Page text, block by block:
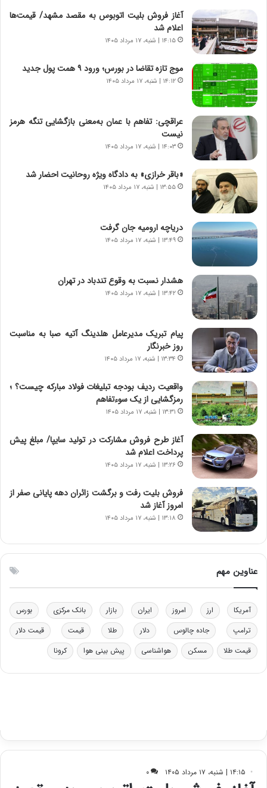
ا
ر
ی
خ
ا
ی
ر
ا
ن
،
ه
ی
چ
گ
ا
ه
ج
ز
ا
ی
ن
ج
ن
گ
،
ن
ت
و
ا
ن
س
ت
ه
د
ر
م
ق
ا
ب
ل
چ
ن
ی
ن
ر
ت
ی
ب
ا
ی
آغاز فروش بلیت اتوبوس به مقصد مشهد/ قیمت‌ها
اعلام شد
۱۴:۱۵ | شنبه، ۱۷ مرداد ۱۴۰۵
موج تازه تقاضا در بورس؛ ورود ۹ همت پول جدید
۱۴:۱۲ | شنبه، ۱۷ مرداد ۱۴۰۵
عراقچی: تفاهم با عمان به‌معنی بازگشایی تنگه هرمز
نیست
۱۴:۰۳ | شنبه، ۱۷ مرداد ۱۴۰۵
«باقر خرازی» به دادگاه ویژه روحانیت احضار شد
۱۳:۵۵ | شنبه، ۱۷ مرداد ۱۴۰۵
دریاچه ارومیه جان گرفت
۱۳:۴۹ | شنبه، ۱۷ مرداد ۱۴۰۵
هشدار نسبت به وقوع تندباد در تهران
۱۳:۴۲ | شنبه، ۱۷ مرداد ۱۴۰۵
پیام تبریک مدیرعامل هلدینگ آتیه صبا به مناسبت
روز خبرنگار
۱۳:۳۴ | شنبه، ۱۷ مرداد ۱۴۰۵
واقعیت ردیف بودجه تبلیغات فولاد مبارکه چیست؟ ؛
رمزگشایی از یک سوءتفاهم
۱۳:۳۱ | شنبه، ۱۷ مرداد ۱۴۰۵
آغاز طرح فروش مشارکت در تولید سایپا/ مبلغ پیش
پرداخت اعلام شد
۱۳:۲۶ | شنبه، ۱۷ مرداد ۱۴۰۵
فروش بلیت رفت و برگشت زائران دهه پایانی صفر از
امروز آغاز شد
۱۳:۱۸ | شنبه، ۱۷ مرداد ۱۴۰۵
عناوین مهم
آمریکا ارز امروز ایران بازار بانک مرکزی
بورس
ترامپ
جاده چالوس دلار طلا قیمت
قیمت دلار
قیمت طلا
مسکن هواشناسی پیش بینی هوا کرونا